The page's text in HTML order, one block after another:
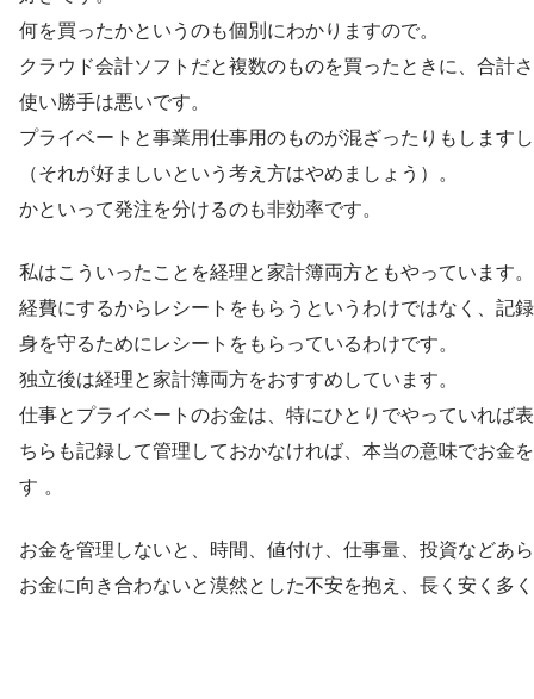
何を買ったかというのも個別にわかりますので。
クラウド会計ソフトだと複数のものを買ったときに、合計
使い勝手は悪いです。
プライベートと事業用仕事用のものが混ざったりもします
（それが好ましいという考え方はやめましょう）。
かといって発注を分けるのも非効率です。
私はこういったことを経理と家計簿両方ともやっています。
経費にするからレシートをもらうというわけではなく、記
身を守るためにレシートをもらっているわけです。
独立後は経理と家計簿両方をおすすめしています。
仕事とプライベートのお金は、特にひとりでやっていれば
ちらも記録して管理しておかなければ、本当の意味でお金
す 。
お金を管理しないと、時間、値付け、仕事量、投資などあ
お金に向き合わないと漠然とした不安を抱え、長く安く多